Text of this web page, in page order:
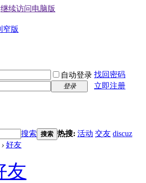
继续访问电脑版
窄版
自动登录 找回密码
登录
立即注册
搜索 搜索 热搜: 活动 交友 discuz
› 好友
友